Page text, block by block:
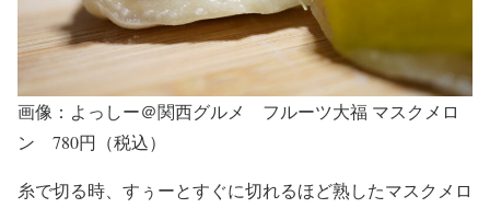
画像：よっしー＠関西グルメ フルーツ大福 マスクメロ
ン 780円（税込）
糸で切る時、すぅーとすぐに切れるほど熟したマスクメロ